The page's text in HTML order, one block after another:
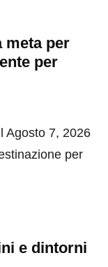
meta per
per
Agosto 7, 2026
per
e dintorni